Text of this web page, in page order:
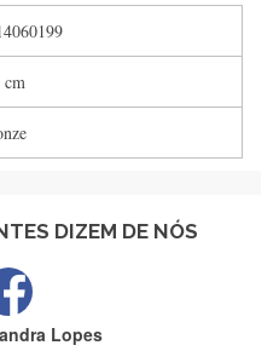
cm
DIZEM DE NÓS
a segunda encomenda
certamente❤️
Lopes